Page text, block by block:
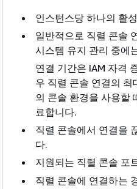
인스턴스당 하나의 활
일반적으로 직렬 콘솔
시스템 유지 관리 중에
연결 기간은 IAM 자격
우 직렬 콘솔 연결의 최
의 콘솔 환경을 사용할
료합니다.
직렬 콘솔에서 연결을
다.
지원되는 직렬 콘솔 포
직렬 콘솔에 연결하는